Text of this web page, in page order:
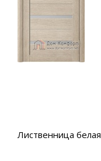
Лиственница белая